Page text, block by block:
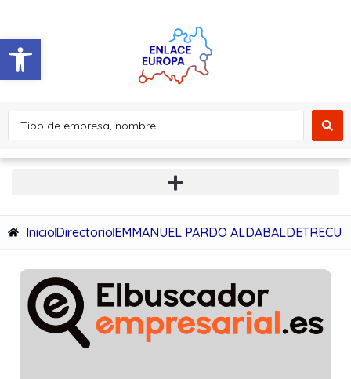
Abrir barra de herramientas
InicioDirectorioEMMANUEL PARDO ALDABALDETRECU